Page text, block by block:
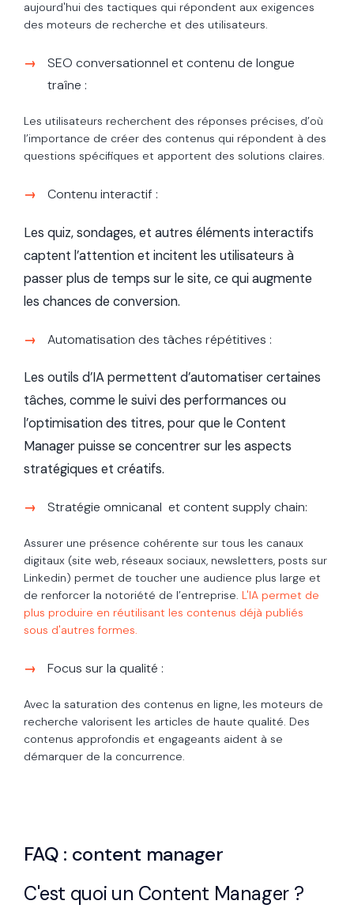
aujourd'hui des tactiques qui répondent aux exigences
des moteurs de recherche et des utilisateurs.
SEO conversationnel et contenu de longue
traîne :
Les utilisateurs recherchent des réponses précises, d’où
l’importance de créer des contenus qui répondent à des
questions spécifiques et apportent des solutions claires.
Contenu interactif :
Les quiz, sondages, et autres éléments interactifs
captent l’attention et incitent les utilisateurs à
passer plus de temps sur le site, ce qui augmente
les chances de conversion.
Automatisation des tâches répétitives :
Les outils d’IA permettent d’automatiser certaines
tâches, comme le suivi des performances ou
l’optimisation des titres, pour que le Content
Manager puisse se concentrer sur les aspects
stratégiques et créatifs.
Stratégie omnicanal et content supply chain:
Assurer une présence cohérente sur tous les canaux
digitaux (site web, réseaux sociaux, newsletters, posts sur
Linkedin) permet de toucher une audience plus large et
de renforcer la notoriété de l’entreprise. L'IA permet de
plus produire en réutilisant les contenus déjà publiés
sous d'autres formes.
Focus sur la qualité :
Avec la saturation des contenus en ligne, les moteurs de
recherche valorisent les articles de haute qualité. Des
contenus approfondis et engageants aident à se
démarquer de la concurrence.
FAQ : content manager
C'est quoi un Content Manager ?